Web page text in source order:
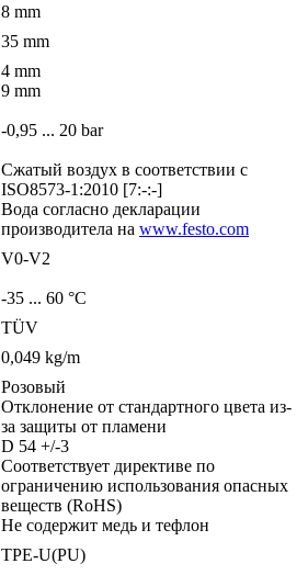
8 mm
35 mm
4 mm
9 mm
-0,95 ... 20 bar
Сжатый воздух в соответствии с
ISO8573-1:2010 [7:-:-]
Вода согласно декларации
производитела на www.festo.com
V0-V2
-35 ... 60 °C
TÜV
0,049 kg/m
Розовый
Отклонение от стандартного цвета из-
за защиты от пламени
D 54 +/-3
Соответствует директиве по
ограничению использования опасных
веществ (RoHS)
Не содержит медь и тефлон
TPE-U(PU)